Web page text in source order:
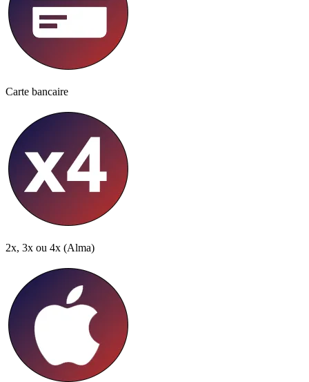
Carte bancaire
2x, 3x ou 4x (Alma)